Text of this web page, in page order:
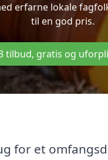
erfarne lokale
til en god pris.
tilbud, gratis og
for et